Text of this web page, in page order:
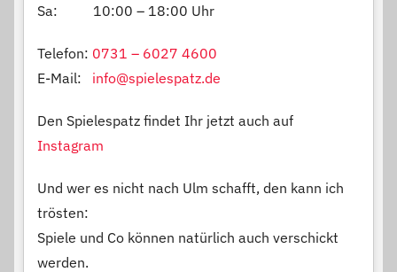
Sa: 10:00 – 18:00 Uhr
Telefon: 0731 – 6027 4600
E-Mail: info@spielespatz.de
Den Spielespatz findet Ihr jetzt auch auf
Instagram
Und wer es nicht nach Ulm schafft, den kann ich
trösten:
Spiele und Co können natürlich auch verschickt
werden.